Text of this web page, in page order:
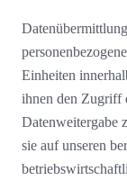
Einheiten
ihnen den Zugriff
Datenweitergabe
sie auf unseren